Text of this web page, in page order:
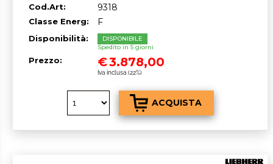
RICHIEDI UN PREVENTIVO
Cod.Art: 9318
Classe Energ: F
Disponibilità:
DISPONIBILE
Spedito in 5 giorni
Prezzo: €3.878,00
Iva inclusa (22%)